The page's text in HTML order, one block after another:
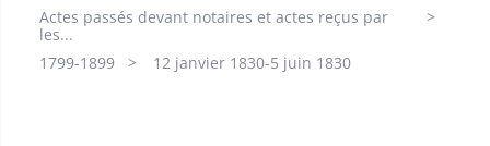
Actes passés devant notaires et actes reçus par
les...
1799-1899​
12 janvier 1830-5 juin 1830